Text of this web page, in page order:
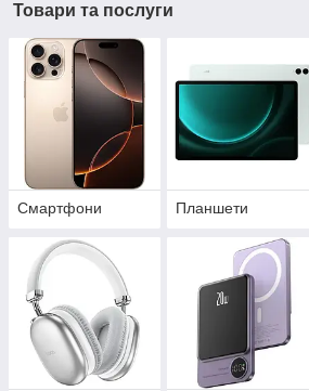
Товари та послуги
Смартфони Планшети